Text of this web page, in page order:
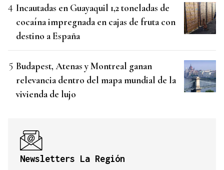
Incautadas en Guayaquil 1,2 toneladas de
cocaína impregnada en cajas de fruta con
destino a España
Budapest, Atenas y Montreal ganan
relevancia dentro del mapa mundial de la
vivienda de lujo
Newsletters La Región